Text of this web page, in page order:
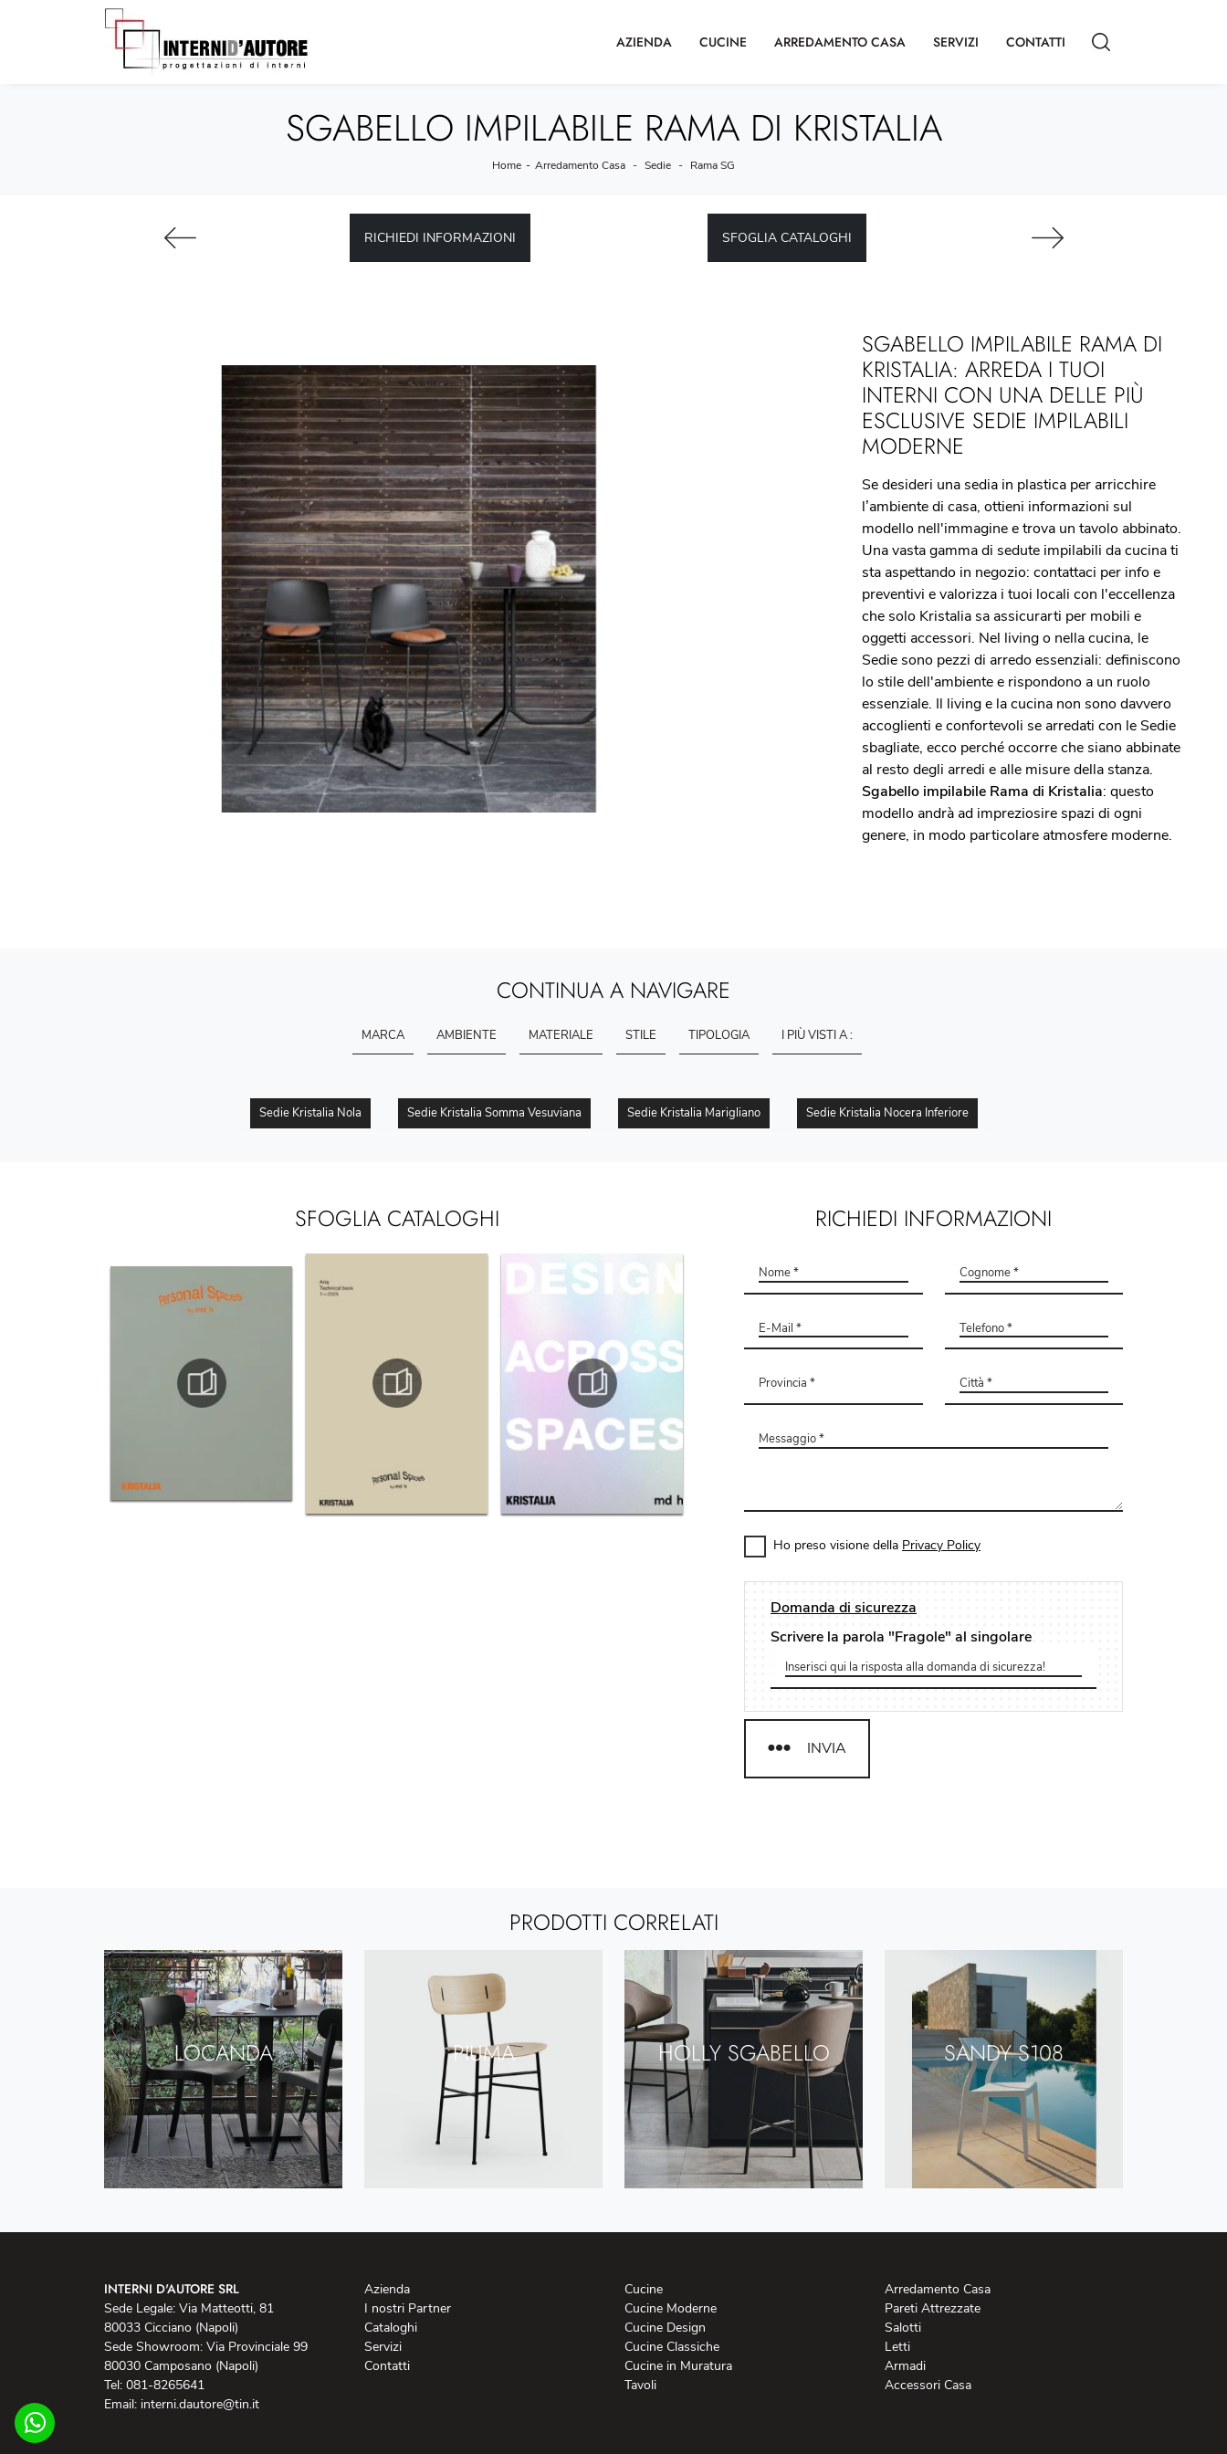
AZIENDA CUCINE ARREDAMENTO CASA SERVIZI CONTATTI
SGABELLO IMPILABILE RAMA DI KRISTALIA
Home - Arredamento Casa - Sedie - Rama SG
RICHIEDI INFORMAZIONI SFOGLIA CATALOGHI
SGABELLO IMPILABILE RAMA DI
KRISTALIA: ARREDA I TUOI
INTERNI CON UNA DELLE PIÙ
ESCLUSIVE SEDIE IMPILABILI
MODERNE
Se desideri una sedia in plastica per arricchire
l’ambiente di casa, ottieni informazioni sul
modello nell'immagine e trova un tavolo abbinato.
Una vasta gamma di sedute impilabili da cucina ti
sta aspettando in negozio: contattaci per info e
preventivi e valorizza i tuoi locali con l'eccellenza
che solo Kristalia sa assicurarti per mobili e
oggetti accessori. Nel living o nella cucina, le
Sedie sono pezzi di arredo essenziali: definiscono
lo stile dell'ambiente e rispondono a un ruolo
essenziale. Il living e la cucina non sono davvero
accoglienti e confortevoli se arredati con le Sedie
sbagliate, ecco perché occorre che siano abbinate
al resto degli arredi e alle misure della stanza.
Sgabello impilabile Rama di Kristalia: questo
modello andrà ad impreziosire spazi di ogni
genere, in modo particolare atmosfere moderne.
CONTINUA A NAVIGARE
MARCA AMBIENTE MATERIALE STILE TIPOLOGIA I PIÙ VISTI A :
Sedie Kristalia Nola Sedie Kristalia Somma Vesuviana Sedie Kristalia Marigliano Sedie Kristalia Nocera Inferiore
SFOGLIA CATALOGHI RICHIEDI INFORMAZIONI
Ho preso visione della Privacy Policy
Domanda di sicurezza
Scrivere la parola "Fragole" al singolare
INVIA
PRODOTTI CORRELATI
LOCANDA PIUMA HOLLY SGABELLO SANDY S108
INTERNI D'AUTORE SRL
Sede Legale: Via Matteotti, 81
80033 Cicciano (Napoli)
Sede Showroom: Via Provinciale 99
80030 Camposano (Napoli)
Tel: 081-8265641
Email: interni.dautore@tin.it
Azienda
I nostri Partner
Cataloghi
Servizi
Contatti
Cucine
Cucine Moderne
Cucine Design
Cucine Classiche
Cucine in Muratura
Tavoli
Arredamento Casa
Pareti Attrezzate
Salotti
Letti
Armadi
Accessori Casa